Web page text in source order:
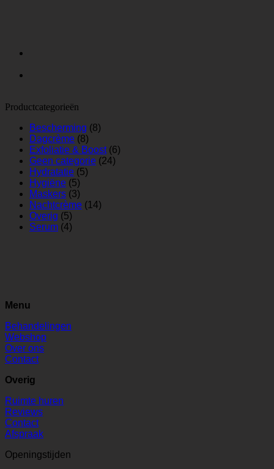
Productcategorieën
Bescherming (8)
Dagcrème (8)
Exfoliatie & Boost (6)
Geen categorie (24)
Hydratatie (5)
Hygiëne (5)
Maskers (3)
Nachtcrème (14)
Overig (5)
Serum (4)
Menu
Behandelingen
Webshop
Over ons
Contact
Overig
Ruimte huren
Reviews
Contact
Afspraak
Openingstijden